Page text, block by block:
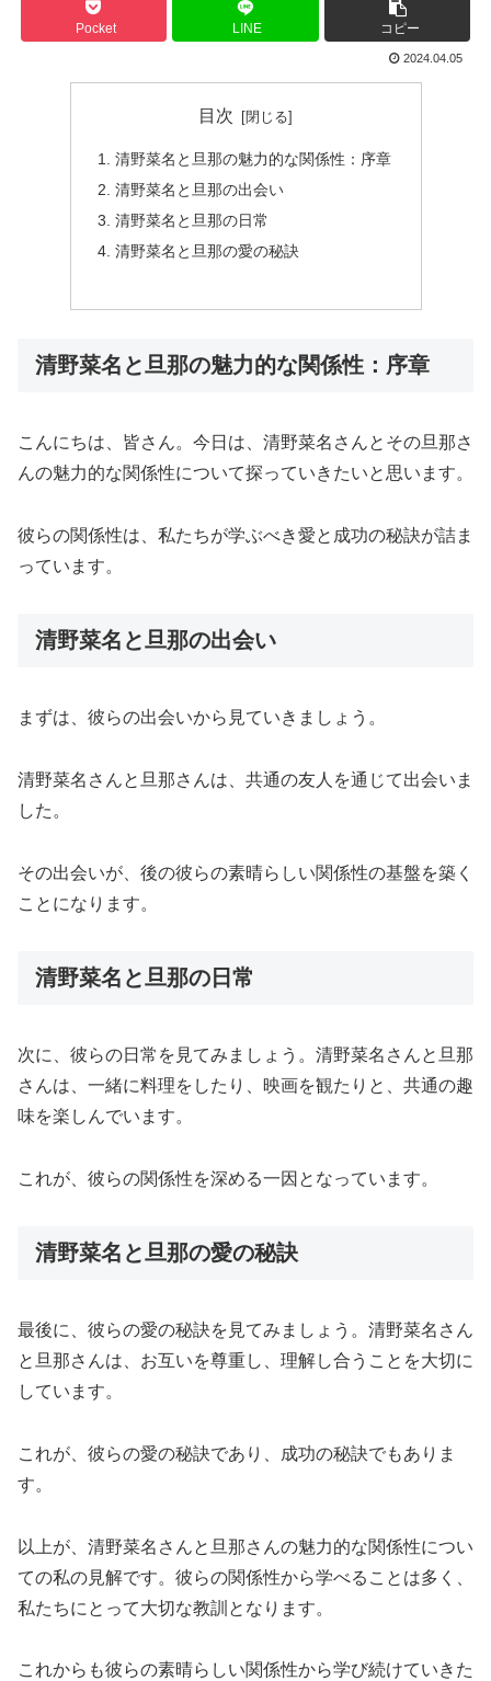
Pocket LINE コピー
2024.04.05
目次
清野菜名と旦那の魅力的な関係性：序章
清野菜名と旦那の出会い
清野菜名と旦那の日常
清野菜名と旦那の愛の秘訣
清野菜名と旦那の魅力的な関係性：序章
こんにちは、皆さん。今日は、清野菜名さんとその旦那さ
んの魅力的な関係性について探っていきたいと思います。
彼らの関係性は、私たちが学ぶべき愛と成功の秘訣が詰ま
っています。
清野菜名と旦那の出会い
まずは、彼らの出会いから見ていきましょう。
清野菜名さんと旦那さんは、共通の友人を通じて出会いま
した。
その出会いが、後の彼らの素晴らしい関係性の基盤を築く
ことになります。
清野菜名と旦那の日常
次に、彼らの日常を見てみましょう。清野菜名さんと旦那
さんは、一緒に料理をしたり、映画を観たりと、共通の趣
味を楽しんでいます。
これが、彼らの関係性を深める一因となっています。
清野菜名と旦那の愛の秘訣
最後に、彼らの愛の秘訣を見てみましょう。清野菜名さん
と旦那さんは、お互いを尊重し、理解し合うことを大切に
しています。
これが、彼らの愛の秘訣であり、成功の秘訣でもありま
す。
以上が、清野菜名さんと旦那さんの魅力的な関係性につい
ての私の見解です。彼らの関係性から学べることは多く、
私たちにとって大切な教訓となります。
これからも彼らの素晴らしい関係性から学び続けていきた